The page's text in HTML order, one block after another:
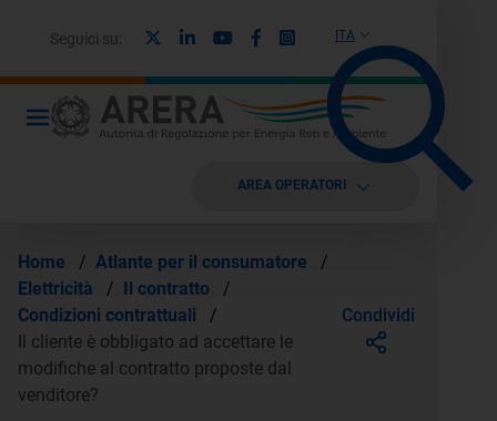
ITA
Seguici su: LinkedinYoutubeFacebook
Instagram
AREA OPERATORI
Home / Atlante per il consumatore
/
Elettricità
/ Il contratto
/
Condizioni contrattuali
/
Il cliente è obbligato ad accettare le
modifiche al contratto proposte dal
venditore?
Condividi